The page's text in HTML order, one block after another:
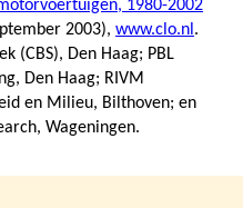
1980-2002
2003), www.clo.nl .
(CBS), Den Haag; PBL
Den Haag; RIVM
en Milieu, Bilthoven; en
Wageningen.